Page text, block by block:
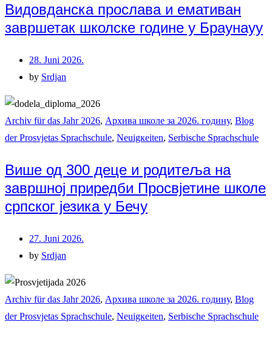
Видовданска прослава и емативан
завршетак школске године у Браунауу
28. Juni 2026.
by Srdjan
Archiv für das Jahr 2026, Архива школе за 2026. годину, Blog
der Prosvjetas Sprachschule, Neuigкeiten, Serbische Sprachschule
Више од 300 деце и родитеља на
завршној приредби Просвјетине школе
српског језика у Бечу
27. Juni 2026.
by Srdjan
Archiv für das Jahr 2026, Архива школе за 2026. годину, Blog
der Prosvjetas Sprachschule, Neuigкeiten, Serbische Sprachschule